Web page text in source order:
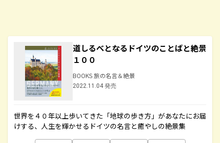
道しるべとなるドイツのことばと絶景
１００
BOOKS 旅の名言＆絶景
2022.11.04 発売
世界を４０年以上歩いてきた「地球の歩き方」があなたにお届
けする、人生を輝かせるドイツの名言と癒やしの絶景集